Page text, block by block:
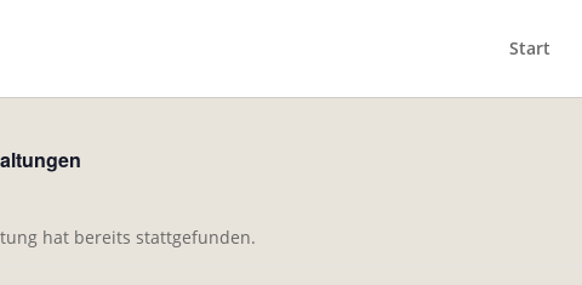
Start
hat bereits stattgefunden.